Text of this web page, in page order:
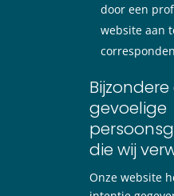
door een
website aan
gevoelige
die wij
Onze website